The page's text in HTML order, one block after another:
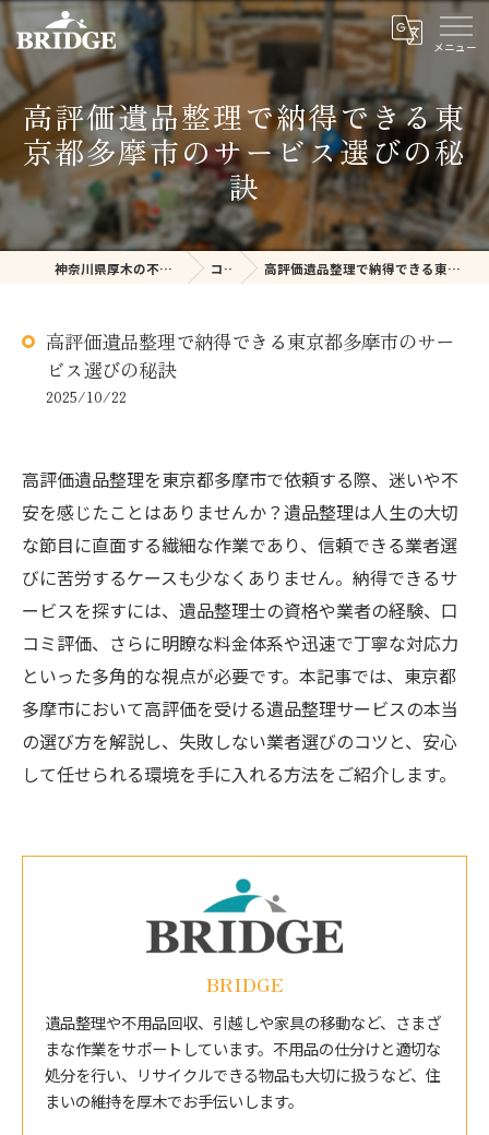
高評価遺品整理で納得できる東
京都多摩市のサービス選びの秘
訣
神奈川県厚木の不用品回収ならBRIDGE コラム 高評価遺品整理で納得できる東京都多摩市のサービス選びの秘訣
高評価遺品整理で納得できる東京都多摩市のサー
ビス選びの秘訣
2025/10/22
高評価遺品整理を東京都多摩市で依頼する際、迷いや不
安を感じたことはありませんか？遺品整理は人生の大切
な節目に直面する繊細な作業であり、信頼できる業者選
びに苦労するケースも少なくありません。納得できるサ
ービスを探すには、遺品整理士の資格や業者の経験、口
コミ評価、さらに明瞭な料金体系や迅速で丁寧な対応力
といった多角的な視点が必要です。本記事では、東京都
多摩市において高評価を受ける遺品整理サービスの本当
の選び方を解説し、失敗しない業者選びのコツと、安心
して任せられる環境を手に入れる方法をご紹介します。
BRIDGE
遺品整理や不用品回収、引越しや家具の移動など、さまざ
まな作業をサポートしています。不用品の仕分けと適切な
処分を行い、リサイクルできる物品も大切に扱うなど、住
まいの維持を厚木でお手伝いします。